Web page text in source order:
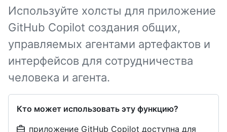
Используйте холсты для приложение
GitHub Copilot создания общих,
управляемых агентами артефактов и
интерфейсов для сотрудничества
человека и агента.
Кто может использовать эту функцию?
приложение GitHub Copilot доступна для